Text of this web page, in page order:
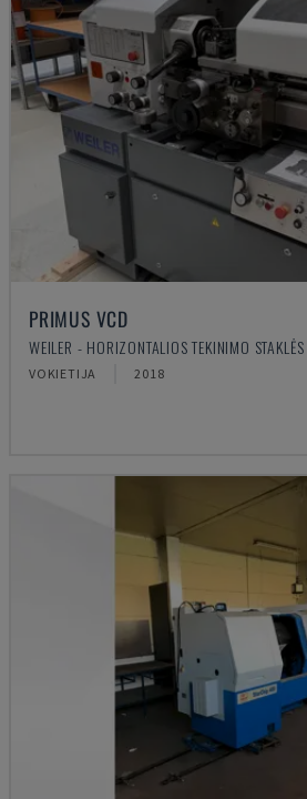
PRIMUS VCD
WEILER - HORIZONTALIOS TEKINIMO STAKLĖS
VOKIETIJA 2018